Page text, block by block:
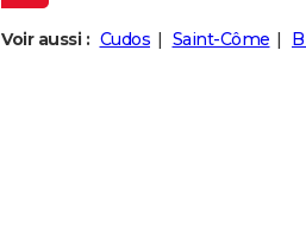
Voir aussi : Cudos Saint-Côme